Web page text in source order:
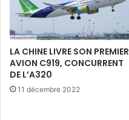
LA CHINE LIVRE SON PREMIER
AVION C919, CONCURRENT
DE L’A320
11 décembre 2022